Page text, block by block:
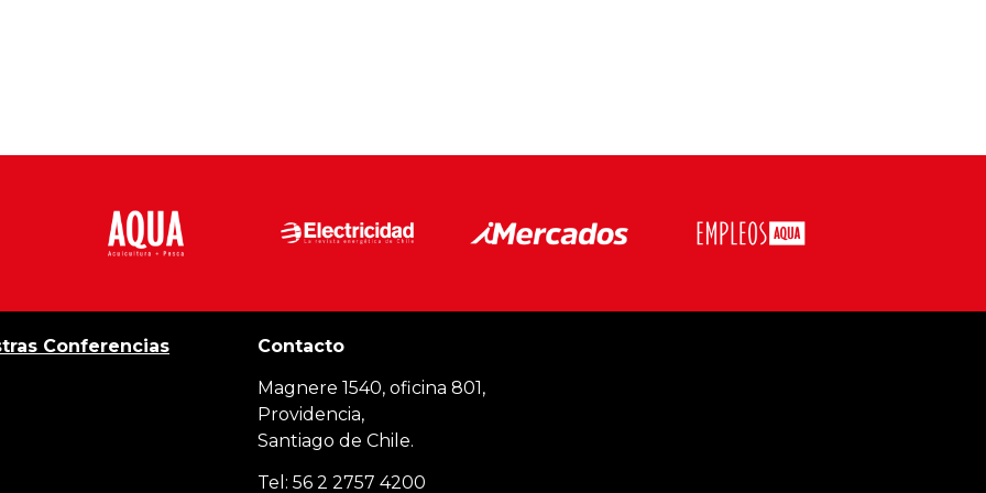
Conferencias Contacto
Magnere 1540, oficina 801,
Providencia,
Santiago de Chile.
Tel: 56 2 2757 4200